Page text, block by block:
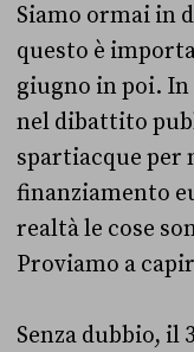
Siamo ormai in
questo è
giugno in poi.
nel dibattito
spartiacque per
finanziamento
realtà le cose
Proviamo a
Senza dubbio, il